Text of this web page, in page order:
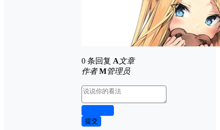
0 条回复 A文章
作者 M管理员
提交